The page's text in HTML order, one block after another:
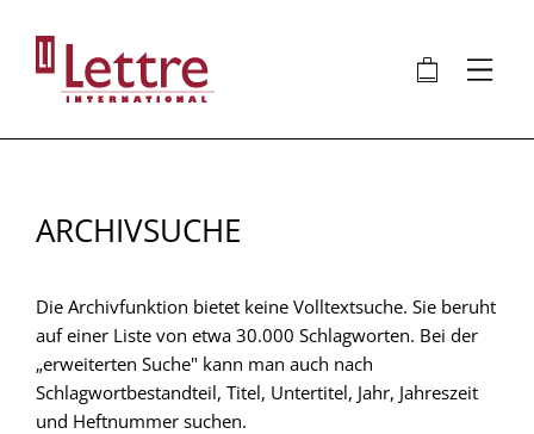
Inhalt
🛍 ⋮
ARCHIVSUCHE
Die Archivfunktion bietet keine Volltextsuche. Sie beruht
auf einer Liste von etwa 30.000 Schlagworten. Bei der
„erweiterten Suche" kann man auch nach
Schlagwortbestandteil, Titel, Untertitel, Jahr, Jahreszeit
und Heftnummer suchen.